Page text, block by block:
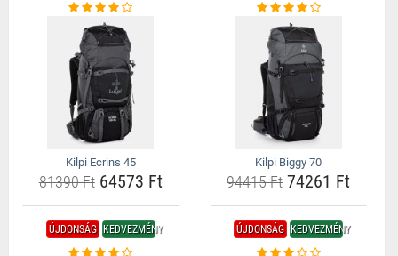
Kilpi Ecrins 45
81390 Ft64573 Ft
Kilpi Biggy 70
94415 Ft74261 Ft
ÚJDONSÁG KEDVEZMÉNY ÚJDONSÁG KEDVEZMÉNY